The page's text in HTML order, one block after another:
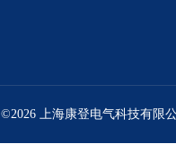
©2026 上海康登电气科技有限